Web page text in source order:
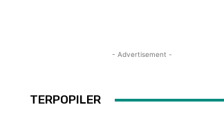
- Advertisement -
TERPOPILER